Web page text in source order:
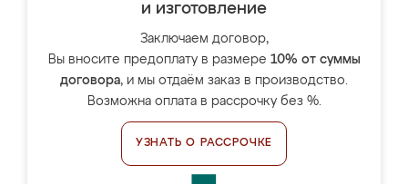
и изготовление
Заключаем договор,
Вы вносите предоплату в размере 10% от суммы
договора, и мы отдаём заказ в производство.
Возможна оплата в рассрочку без %.
УЗНАТЬ О РАССРОЧКЕ